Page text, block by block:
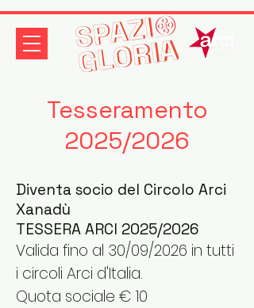
Tesseramento
2025/2026
Diventa socio del Circolo Arci
Xanadù
TESSERA ARCI 2025/2026
Valida fino al 30/09/2026 in tutti
i circoli Arci d'Italia.
Quota sociale € 10